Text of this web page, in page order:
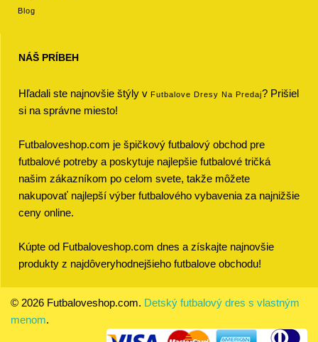
Blog
NÁŠ PRÍBEH
Hľadali ste najnovšie štýly v Futbalove Dresy Na Predaj? Prišiel
si na správne miesto!
Futbaloveshop.com je špičkový futbalový obchod pre
futbalové potreby a poskytuje najlepšie futbalové tričká
našim zákazníkom po celom svete, takže môžete
nakupovať najlepší výber futbalového vybavenia za najnižšie
ceny online.
Kúpte od Futbaloveshop.com dnes a získajte najnovšie
produkty z najdôveryhodnejšieho futbalove obchodu!
© 2026 Futbaloveshop.com. Detský futbalový dres s vlastným
menom.